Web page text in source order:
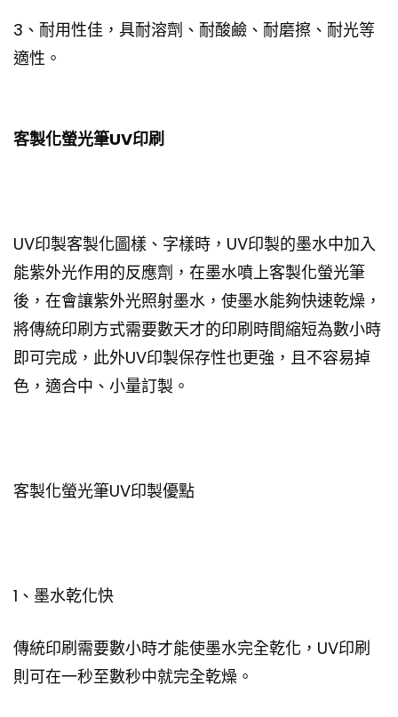
3、耐用性佳，具耐溶劑、耐酸鹼、耐磨擦、耐光等
適性。
客製化螢光筆UV印刷
UV印製客製化圖樣、字樣時，UV印製的墨水中加入
能紫外光作用的反應劑，在墨水噴上客製化螢光筆
後，在會讓紫外光照射墨水，使墨水能夠快速乾燥，
將傳統印刷方式需要數天才的印刷時間縮短為數小時
即可完成，此外UV印製保存性也更強，且不容易掉
色，適合中、小量訂製。
客製化螢光筆UV印製優點
1、墨水乾化快
傳統印刷需要數小時才能使墨水完全乾化，UV印刷
則可在一秒至數秒中就完全乾燥。